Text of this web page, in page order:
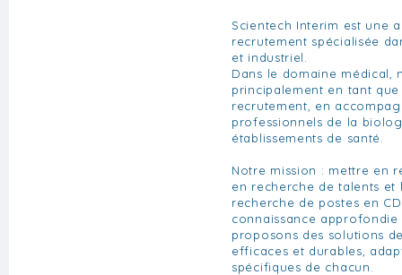
Scientech Interim est une
recrutement spécialisée
et industriel.
Dans le domaine médical,
principalement en tant
recrutement, en
professionnels de la
établissements de santé.
Notre mission : mettre en
en recherche de talents et
recherche de postes en
connaissance
proposons des solutions
efficaces et durables,
spécifiques de chacun.